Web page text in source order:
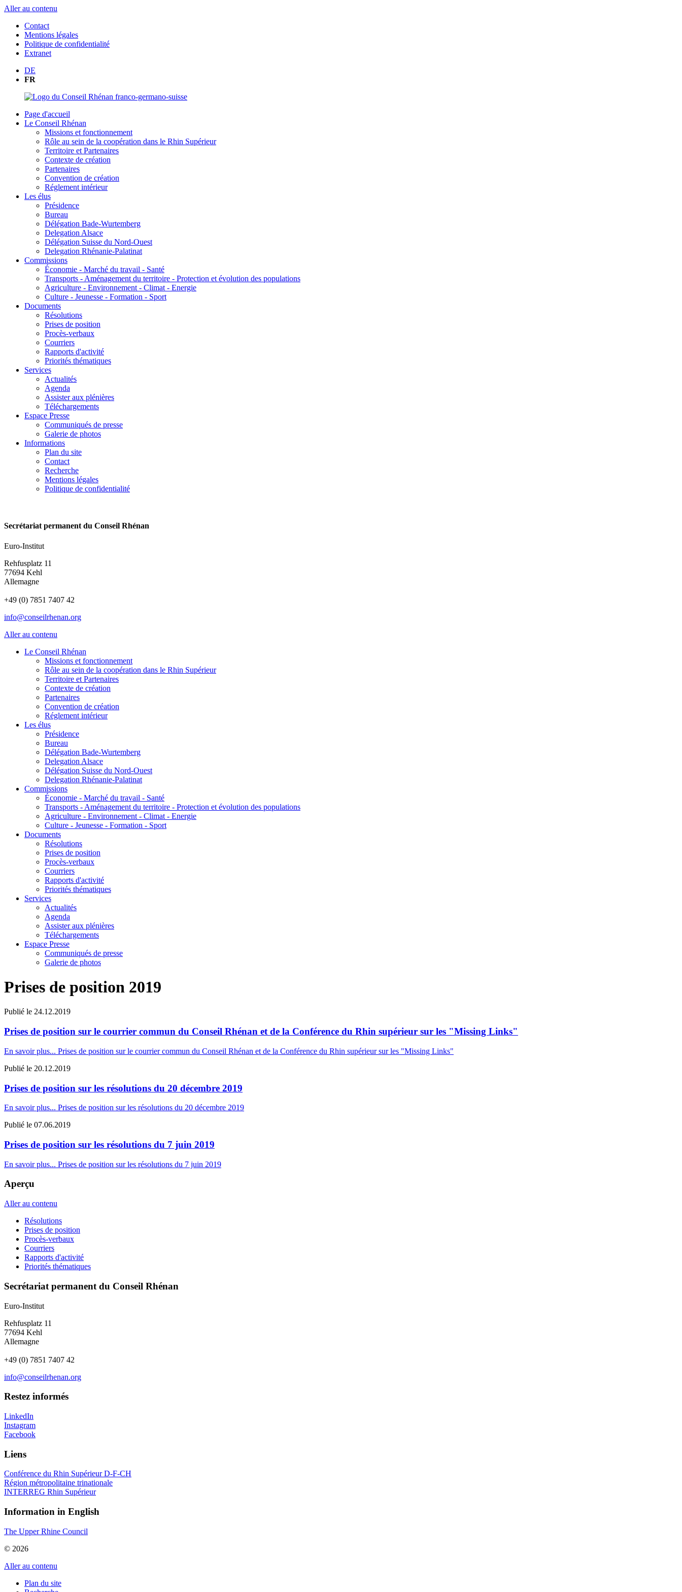
Aller au contenu
Contact
Mentions légales
Politique de confidentialité
Extranet
DE
FR
Page d'accueil
Le Conseil Rhénan
Missions et fonctionnement
Rôle au sein de la coopération dans le Rhin Supérieur
Territoire et Partenaires
Contexte de création
Partenaires
Convention de création
Réglement intérieur
Les élus
Présidence
Bureau
Délégation Bade-Wurtemberg
Delegation Alsace
Délégation Suisse du Nord-Ouest
Delegation Rhénanie-Palatinat
Commissions
Économie - Marché du travail - Santé
Transports - Aménagement du territoire - Protection et évolution des populations
Agriculture - Environnement - Climat - Energie
Culture - Jeunesse - Formation - Sport
Documents
Résolutions
Prises de position
Procès-verbaux
Courriers
Rapports d'activité
Priorités thématiques
Services
Actualités
Agenda
Assister aux plénières
Téléchargements
Espace Presse
Communiqués de presse
Galerie de photos
Informations
Plan du site
Contact
Recherche
Mentions légales
Politique de confidentialité
Secrétariat permanent du Conseil Rhénan
Euro-Institut
Rehfusplatz 11
77694 Kehl
Allemagne
+49 (0) 7851 7407 42
info@conseilrhenan.org
Aller au contenu
Le Conseil Rhénan
Missions et fonctionnement
Rôle au sein de la coopération dans le Rhin Supérieur
Territoire et Partenaires
Contexte de création
Partenaires
Convention de création
Réglement intérieur
Les élus
Présidence
Bureau
Délégation Bade-Wurtemberg
Delegation Alsace
Délégation Suisse du Nord-Ouest
Delegation Rhénanie-Palatinat
Commissions
Économie - Marché du travail - Santé
Transports - Aménagement du territoire - Protection et évolution des populations
Agriculture - Environnement - Climat - Energie
Culture - Jeunesse - Formation - Sport
Documents
Résolutions
Prises de position
Procès-verbaux
Courriers
Rapports d'activité
Priorités thématiques
Services
Actualités
Agenda
Assister aux plénières
Téléchargements
Espace Presse
Communiqués de presse
Galerie de photos
Prises de position 2019
Publié le 24.12.2019
Prises de position sur le courrier commun du Conseil Rhénan et de la Conférence du Rhin supérieur sur les "Missing Links"
En savoir plus... Prises de position sur le courrier commun du Conseil Rhénan et de la Conférence du Rhin supérieur sur les "Missing Links"
Publié le 20.12.2019
Prises de position sur les résolutions du 20 décembre 2019
En savoir plus... Prises de position sur les résolutions du 20 décembre 2019
Publié le 07.06.2019
Prises de position sur les résolutions du 7 juin 2019
En savoir plus... Prises de position sur les résolutions du 7 juin 2019
Aperçu
Aller au contenu
Résolutions
Prises de position
Procès-verbaux
Courriers
Rapports d'activité
Priorités thématiques
Secrétariat permanent du Conseil Rhénan
Euro-Institut
Rehfusplatz 11
77694 Kehl
Allemagne
+49 (0) 7851 7407 42
info@conseilrhenan.org
Restez informés
LinkedIn
Instagram
Facebook
Liens
Conférence du Rhin Supérieur D-F-CH
Région métropolitaine trinationale
INTERREG Rhin Supérieur
Information in English
The Upper Rhine Council
© 2026
Aller au contenu
Plan du site